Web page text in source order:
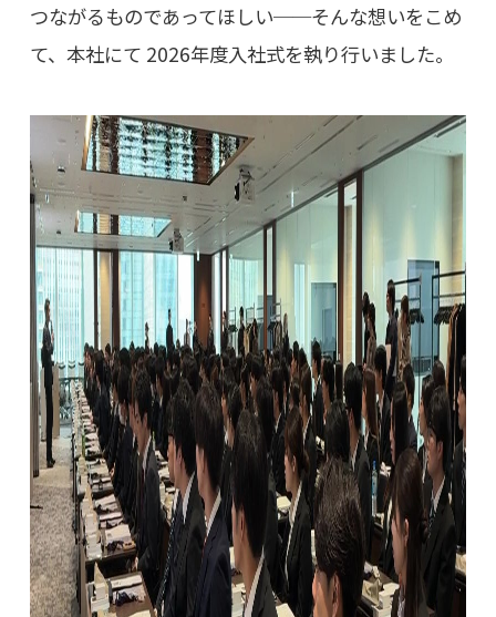
つながるものであってほしい──そんな想いをこめ
て、本社にて 2026年度入社式を執り行いました。